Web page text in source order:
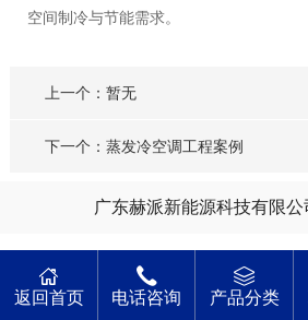
空间制冷与节能需求。
上一个：暂无
下一个：蒸发冷空调工程案例
广东赫派新能源科技有限
返回首页 电话咨询 产品分类